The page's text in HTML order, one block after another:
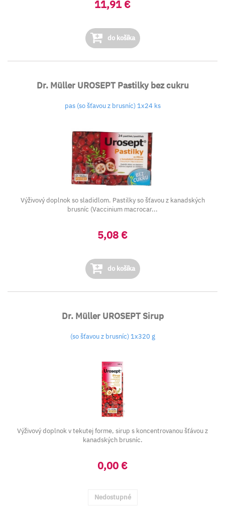
11,91 €
do košíka
Dr. Müller UROSEPT Pastilky bez cukru
pas (so šťavou z brusníc) 1x24 ks
Výživový doplnok so sladidlom. Pastilky so šťavou z kanadských
brusníc (Vaccinium macrocar...
5,08 €
do košíka
Dr. Müller UROSEPT Sirup
(so šťavou z brusníc) 1x320 g
Výživový doplnok v tekutej forme, sirup s koncentrovanou šťávou z
kanadských brusníc.
0,00 €
Nedostupné